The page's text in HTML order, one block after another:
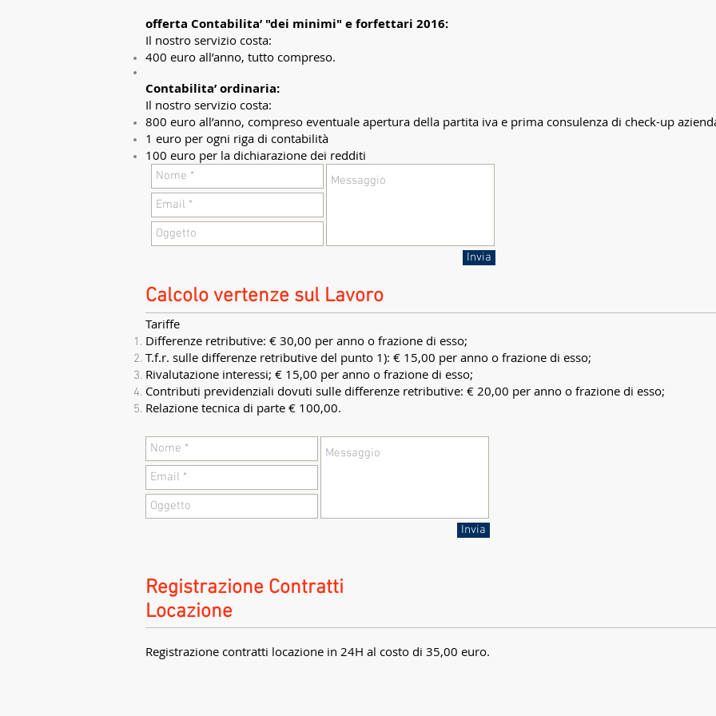
offerta Contabilita’ "dei minimi" e forfettari 2016:
Il nostro servizio costa:
400 euro all’anno, tutto compreso.
Contabilita’ ordinaria:
Il nostro servizio costa:
800 euro all’anno, compreso eventuale apertura della partita iva e prima consulenza di check-up
1 euro per ogni riga di contabilità
100 euro per la dichiarazione dei redditi
Invia
Calcolo vertenze sul Lavoro
Tariffe
Differenze retributive: € 30,00 per anno o frazione di esso;
T.f.r. sulle differenze retributive del punto 1): € 15,00 per anno o frazione di esso;
Rivalutazione interessi; € 15,00 per anno o frazione di esso;
Contributi previdenziali dovuti sulle differenze retributive: € 20,00 per anno o frazione di esso;
Relazione tecnica di parte € 100,00.
Invia
Registrazione Contratti
Locazione
Registrazione contratti locazione in 24H al costo di 35,00 euro.